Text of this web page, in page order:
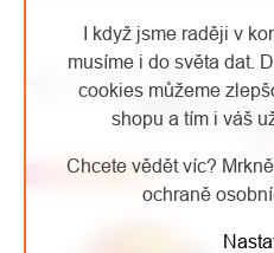
I když jsme raději v
musíme i do světa dat.
cookies můžeme
shopu a tím i váš
Chcete vědět víc?
ochraně
High-contrast mode
MOHLO BY
Doporučujeme